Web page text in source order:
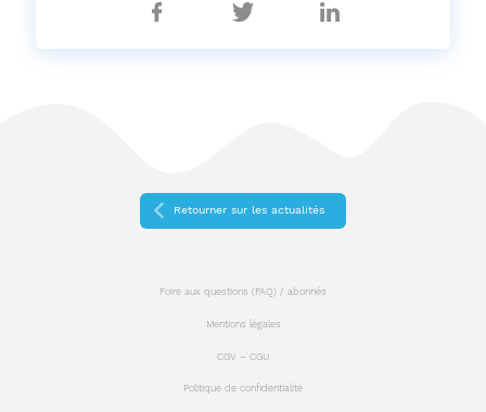
Partager
Partager
Partager
sur
Retourner sur les actualités
Foire aux questions (FAQ) / abonnés
Mentions légales
CGV – CGU
Politique de confidentialité